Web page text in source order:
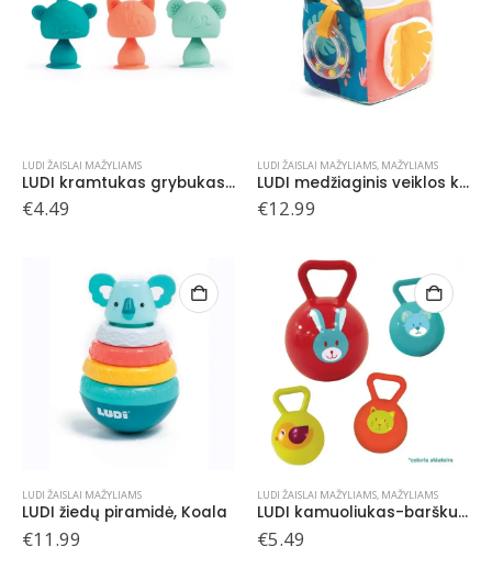
LUDI ŽAISLAI MAŽYLIAMS
LUDI kramtukas grybukas, 1 vnt.
€4.49
LUDI ŽAISLAI MAŽYLIAMS MAŽYLIAMS
LUDI medžiaginis veiklos kubas, lapeliai
€12.99
LUDI ŽAISLAI MAŽYLIAMS
LUDI žiedų piramidė, Koala
€11.99
LUDI ŽAISLAI MAŽYLIAMS, MAŽYLIAMS
LUDI kamuoliukas-barškutis
€5.49